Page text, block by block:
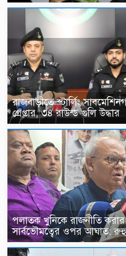
রাজবাড়ীতে স্টার্লিং
গ্রেপ্তার, ৩৪ রাউন্ড গুলি উদ্ধার
পলাতক খুনিকে রাজনীতি
সার্বভৌমত্বের ওপর আঘাত: